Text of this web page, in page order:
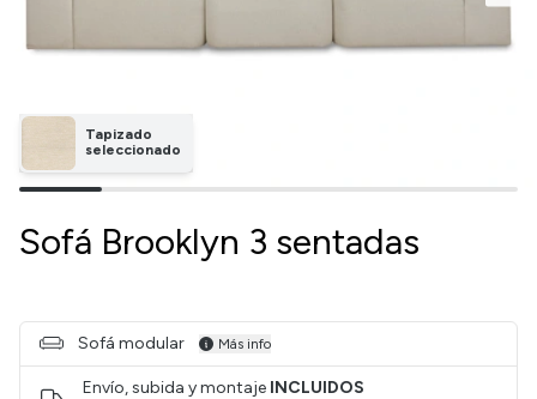
Tapizado
seleccionado
Sofá Brooklyn 3 sentadas
Sofá modular Más info
Envío, subida y montaje INCLUIDOS